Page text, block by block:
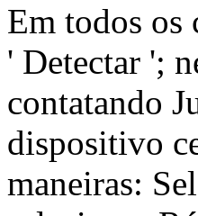
Em todos os
' Detectar ';
contatando
dispositivo
maneiras: